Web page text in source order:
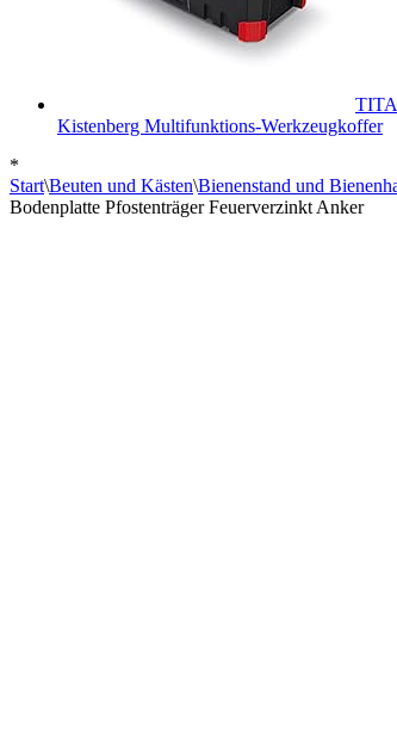
Kistenberg Multifunktions-Werkzeugkoffer
*
Start\Beuten und Kästen\Bienenstand und
Bodenplatte Pfostenträger Feuerverzinkt Anker